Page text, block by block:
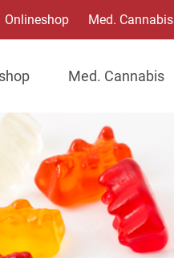
Onlineshop Med. Cannabis
Med. Cannabis